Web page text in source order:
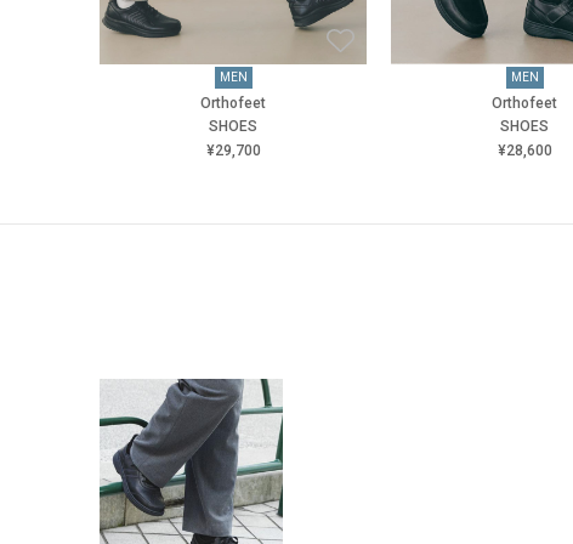
MEN
Orthofeet
SHOES
¥29,700
MEN
Orthofeet
SHOES
¥28,600